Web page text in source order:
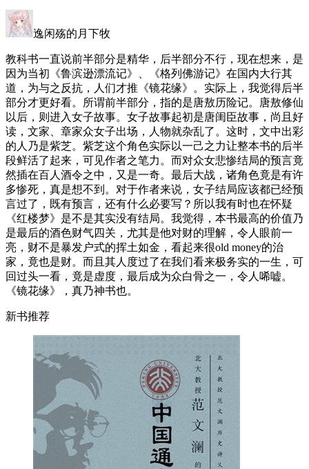
逸闲殇的月下牧
教科书一直说前半部分是精华，后半部分不行，现在想来，是
因为当初《鲁滨逊漂流记》、《格列佛游记》在国内大行其
道，为与之反抗，人们才推《镜花缘》。实际上，我觉得后半
部分才更好看。所谓前半部分，指的是唐敖历险记。唐敖修仙
以后，则进入女子故事。女子故事起初是唐闺臣故事，尚且好
读，文家、章家众女子出场，人物就杂乱了。这时，文中出彩
的人乃是紫芝。紫芝这个角色实际以一己之力让整本书的后半
段鲜活了起来，可见作者之笔力。而对众女悲惨结局的预言竟
然插在百人酒令之中，又是一奇。最后大战，诸角色竟是有许
多惨死，真是想不到。对于作者来说，女子结局应该都已经预
言过了，既有预言，还有什么必要写？所以我有时也在怀疑
《红楼梦》是不是其实没有结局。我觉得，本书最高的价值乃
是最后的酒色财气四关，尤其是他对财的理解，令人眼前一
亮，财不是暴发户式的挥土如金，看起来很old money的治
家，竟也是财。而且其人度过了在我们看来极务实的一生，可
回过头一看，竟是虚度，最后成为众白骨之一，令人唏嘘。
《镜花缘》，真乃神书也。
新书推荐